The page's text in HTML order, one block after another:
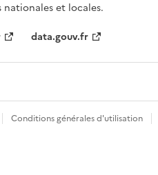
et locales.
data.gouv.fr
Conditions générales d'utilisation